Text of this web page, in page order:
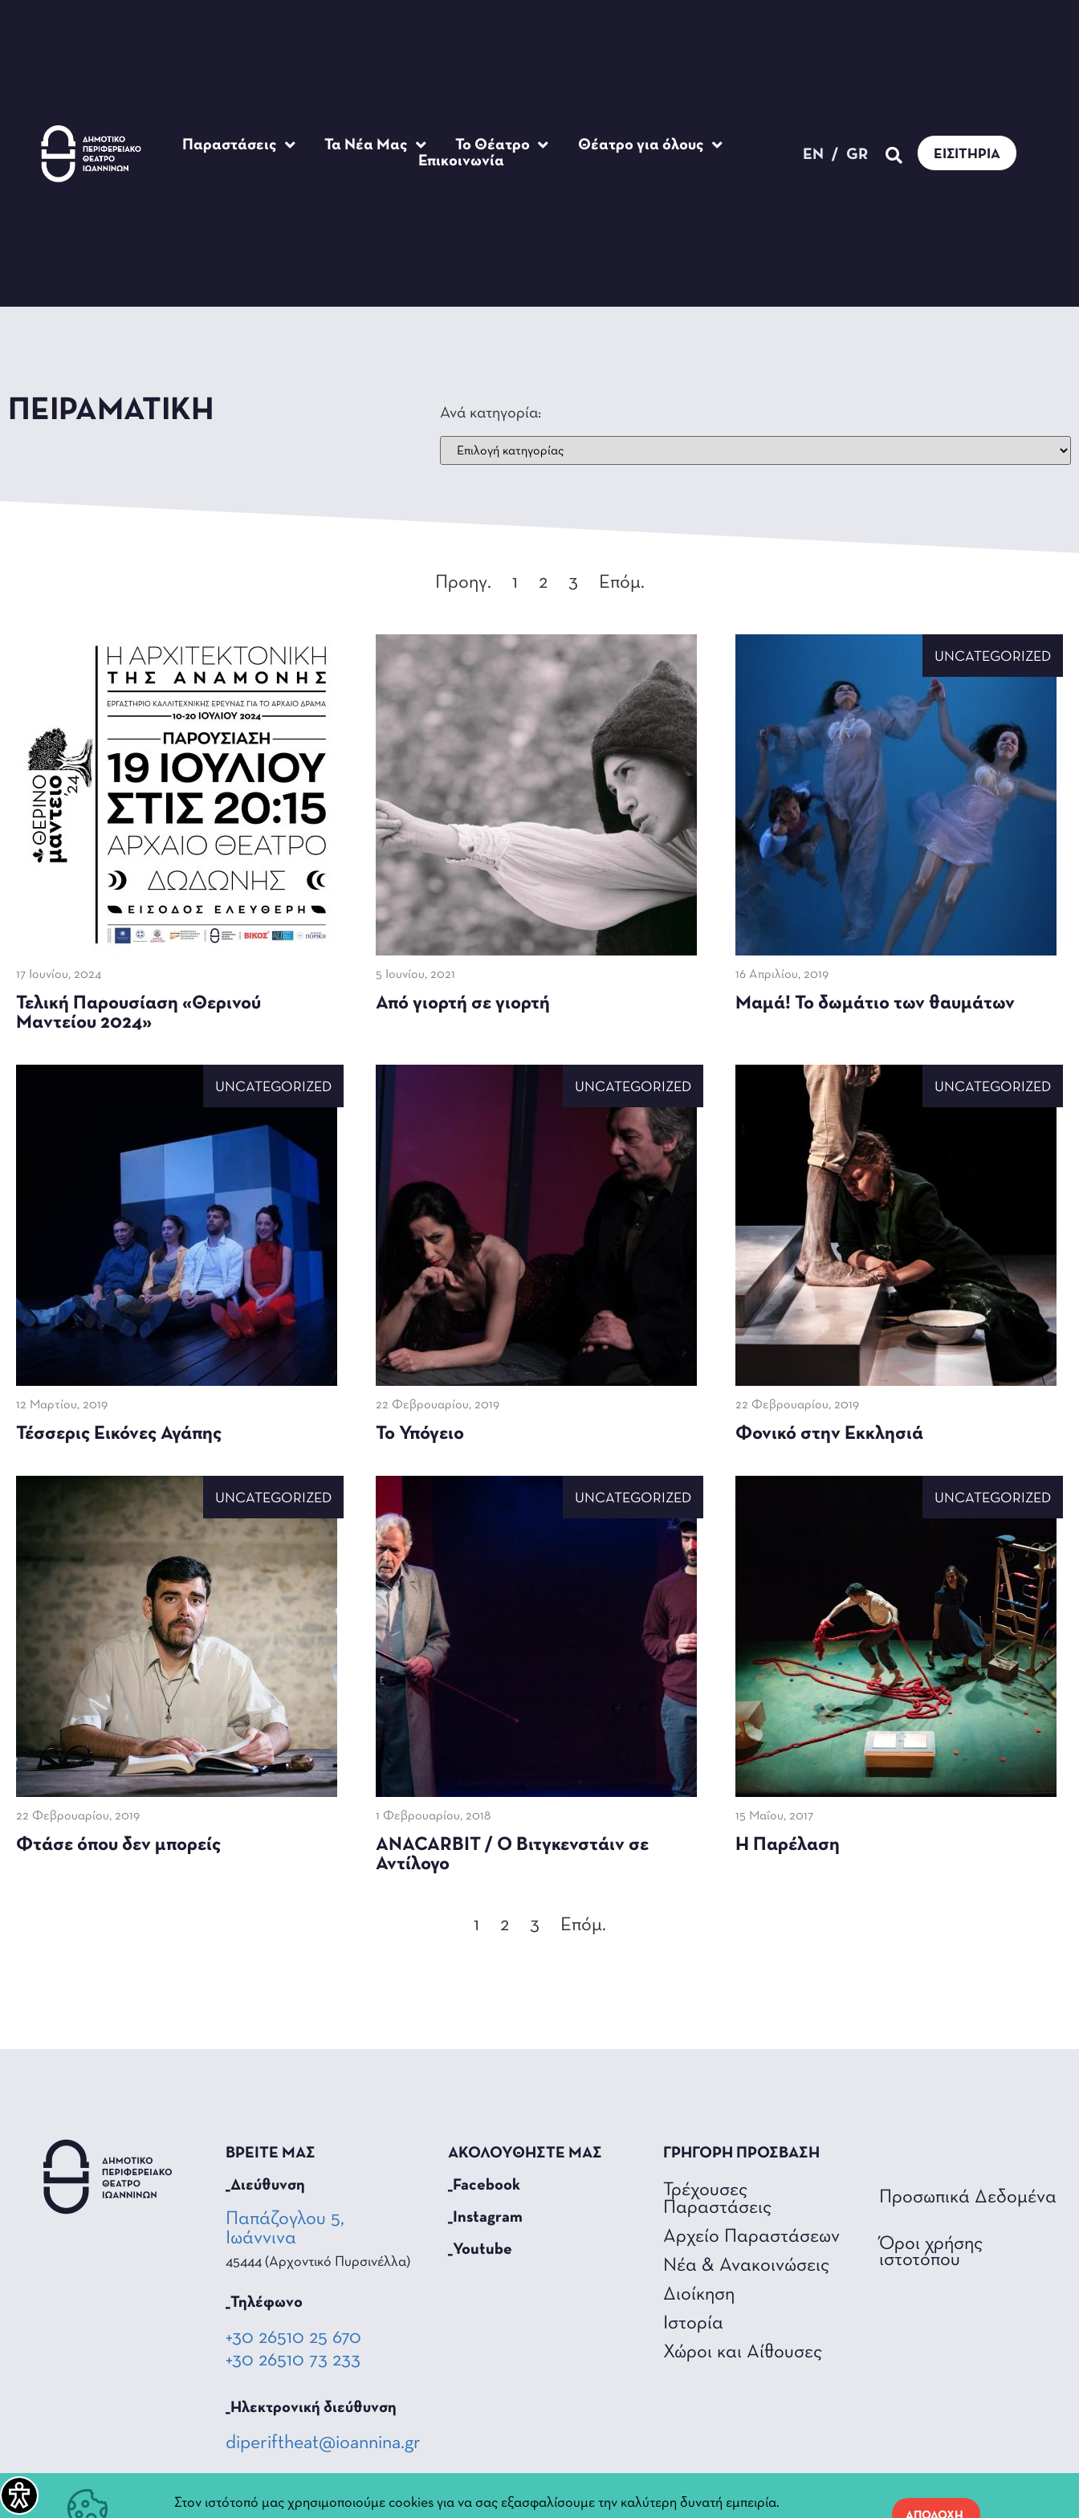
Παραστάσεις Τα Νέα Μας Το Θέατρο
Θέατρο για όλους
Επικοινωνία
EN / GR ΕΙΣΙΤΉΡΙΑ
ΠΕΙΡΑΜΑΤΙΚΉ Ανά κατηγορία:
Προηγ. 1 2 3 Επόμ.
17 Ιουνίου, 2024
Τελική Παρουσίαση «Θερινού
Μαντείου 2024»
5 Ιουνίου, 2021
Από γιορτή σε γιορτή
UNCATEGORIZED
16 Απριλίου, 2019
Μαμά! Το δωμάτιο των θαυμάτων
UNCATEGORIZED
12 Μαρτίου, 2019
Τέσσερις Εικόνες Αγάπης
UNCATEGORIZED
22 Φεβρουαρίου, 2019
Το Υπόγειο
UNCATEGORIZED
22 Φεβρουαρίου, 2019
Φονικό στην Εκκλησιά
UNCATEGORIZED
22 Φεβρουαρίου, 2019
Φτάσε όπου δεν μπορείς
UNCATEGORIZED
1 Φεβρουαρίου, 2018
ANACARBIT / O Βιτγκενστάιν σε
Αντίλογο
UNCATEGORIZED
15 Μαΐου, 2017
Η Παρέλαση
1 2 3 Επόμ.
ΒΡΕΙΤΕ ΜΑΣ
_Διεύθυνση
Παπάζογλου 5,
Ιωάννινα
45444 (Αρχοντικό Πυρσινέλλα)
_Τηλέφωνο
+30 26510 25 670
+30 26510 73 233
_Hλεκτρονική διεύθυνση
diperiftheat@ioannina.gr
ΑΚΟΛΟΥΘΗΣΤΕ ΜΑΣ
_Facebook
_Instagram
_Youtube
ΓΡΗΓΟΡΗ ΠΡΟΣΒΑΣΗ
Τρέχουσες
Παραστάσεις
Αρχείο Παραστάσεων
Νέα & Ανακοινώσεις
Διοίκηση
Ιστορία
Χώροι και Αίθουσες
Προσωπικά Δεδομένα
Όροι χρήσης
ιστοτόπου
Στον ιστότοπό μας χρησιμοποιούμε cookies για να σας εξασφαλίσουμε την καλύτερη δυνατή εμπειρία.